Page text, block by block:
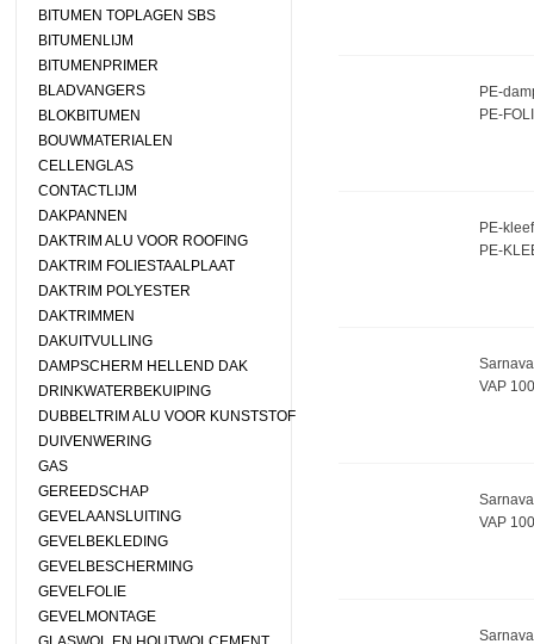
BITUMEN TOPLAGEN SBS
BITUMENLIJM
BITUMENPRIMER
BLADVANGERS
BLOKBITUMEN
BOUWMATERIALEN
CELLENGLAS
CONTACTLIJM
DAKPANNEN
DAKTRIM ALU VOOR ROOFING
DAKTRIM FOLIESTAALPLAAT
DAKTRIM POLYESTER
DAKTRIMMEN
DAKUITVULLING
DAMPSCHERM HELLEND DAK
DRINKWATERBEKUIPING
DUBBELTRIM ALU VOOR KUNSTSTOF
DUIVENWERING
GAS
GEREEDSCHAP
GEVELAANSLUITING
GEVELBEKLEDING
GEVELBESCHERMING
GEVELFOLIE
GEVELMONTAGE
PE-
PE-
PE-
PE-
VAP
VAP